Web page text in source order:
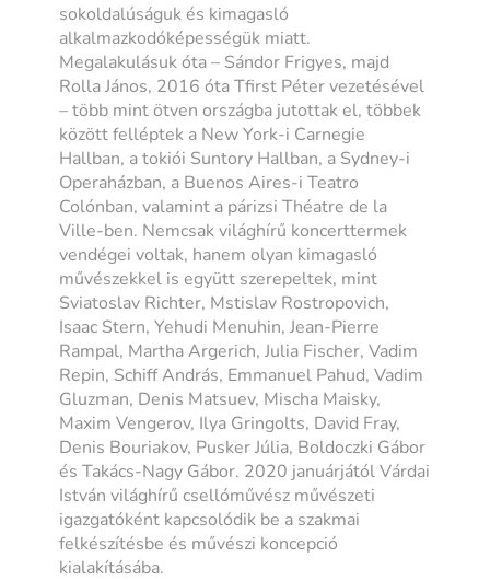
sokoldalúságuk és kimagasló
alkalmazkodóképességük miatt.
Megalakulásuk óta – Sándor Frigyes, majd
Rolla János, 2016 óta Tfirst Péter vezetésével
– több mint ötven országba jutottak el, többek
között felléptek a New York-i Carnegie
Hallban, a tokiói Suntory Hallban, a Sydney-i
Operaházban, a Buenos Aires-i Teatro
Colónban, valamint a párizsi Théatre de la
Ville-ben. Nemcsak világhírű koncerttermek
vendégei voltak, hanem olyan kimagasló
művészekkel is együtt szerepeltek, mint
Sviatoslav Richter, Mstislav Rostropovich,
Isaac Stern, Yehudi Menuhin, Jean-Pierre
Rampal, Martha Argerich, Julia Fischer, Vadim
Repin, Schiff András, Emmanuel Pahud, Vadim
Gluzman, Denis Matsuev, Mischa Maisky,
Maxim Vengerov, Ilya Gringolts, David Fray,
Denis Bouriakov, Pusker Júlia, Boldoczki Gábor
és Takács-Nagy Gábor. 2020 januárjától Várdai
István világhírű csellóművész művészeti
igazgatóként kapcsolódik be a szakmai
felkészítésbe és művészi koncepció
kialakításába.